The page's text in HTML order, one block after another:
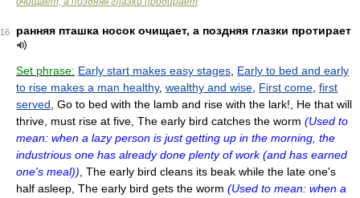
16 ранняя пташка носок очищает, а поздняя глазки протирает
Set phrase: Early start makes easy stages Early to bed and early
to rise makes a man healthy, wealthy and wise First come first
served , Go to bed with the lamb and rise with the lark!, He that will
thrive, must rise at five, The early bird catches the worm (Used to
mean: when a lazy person is just getting up in the morning, the
industrious one has already done plenty of work (and has earned
one's meal)) , The early bird cleans its beak while the late one's
half asleep, The early bird gets the worm (Used to mean: when a